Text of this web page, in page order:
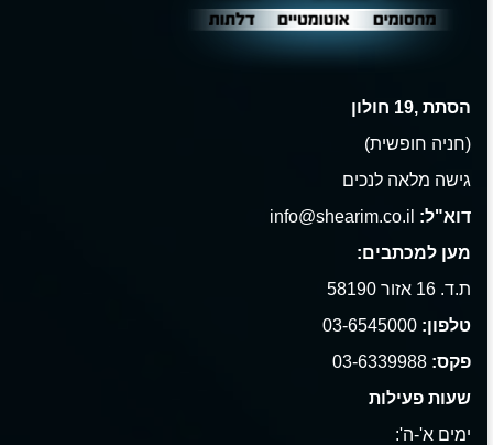
הסתת ,19 חולון
(חניה חופשית)
גישה מלאה לנכים
דוא"ל:
מען למכתבים:
ת.ד. 16 אזור 58190
טלפון:
פקס:
שעות פעילות
ימים א'-ה':